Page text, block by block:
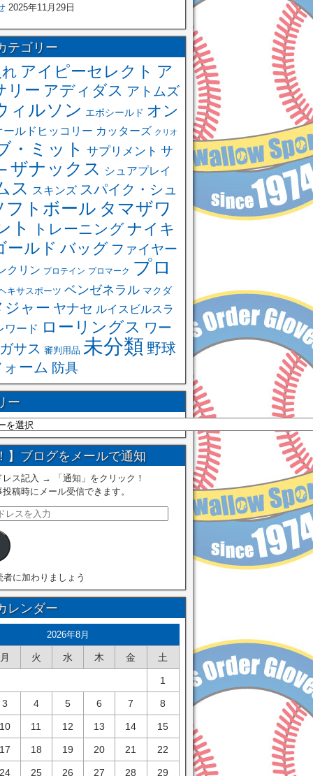
2025年11月29日
テゴリー
アイピーセレクト ア
リー アディダス アトムズ
ィルソン エボシールド オン
ールドヒッコリー カッターズ クリオ
・ミット サプリメント サ
ザナックス シュアプレイ
ス スキンズ スパイク・シュ
フトボール タマザワ
ト
トレーニングナイキ
ールド バッグ ファイヤー
クリン プロテイン プロマーク プロ
キサスポーツ ベンゼネラル マクダ
ジャー ヤナセ ルイスビルスラ
ワード ローリングス ワー
サス 審判用品 未分類 野球
ーム 防具
ー
】ブログをメールで通知
レス記入 → 「通知」をクリック！
稿時にメール受信できます。
者に加わりましょう
レンダー
2026年8月
月 火 水 木 金 土
1
3 4 5 6 7 8
11 12 13 14 15
18 19 20 21 22
25 26 27 28 29